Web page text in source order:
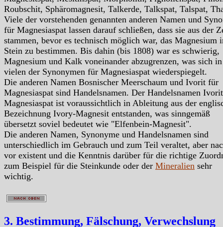
Roubschit, Sphäromagnesit, Talkerde, Talkspat, Talspat,
Viele der vorstehenden genannten anderen Namen und
für Magnesiaspat lassen darauf schließen, dass sie aus der
stammen, bevor es technisch möglich war, das Magnesium
Stein zu bestimmen. Bis dahin (bis 1808) war es schwierig,
Magnesium und Kalk voneinander abzugrenzen, was sich in
vielen der Synonymen für Magnesiaspat wiederspiegelt.
Die anderen Namen Bosnischer Meerschaum und Ivorit für
Magnesiaspat sind Handelsnamen. Der Handelsnamen
Magnesiaspat ist voraussichtlich in Ableitung aus der
Bezeichnung Ivory-Magnesit entstanden, was sinngemäß
übersetzt soviel bedeutet wie "Elfenbein-Magnesit".
Die anderen Namen, Synonyme und Handelsnamen sind
unterschiedlich im Gebrauch und zum Teil veraltet, aber
vor existent und die Kenntnis darüber für die richtige
zum Beispiel für die Steinkunde oder der Mineralien sehr
wichtig.
3. Bestimmung, Fälschung, Verwechslung